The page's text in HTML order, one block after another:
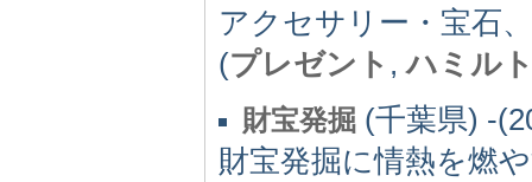
アクセサリー・宝石
(プレゼント ,ハミル
財宝発掘 (千葉県) -
財宝発掘に情熱を燃